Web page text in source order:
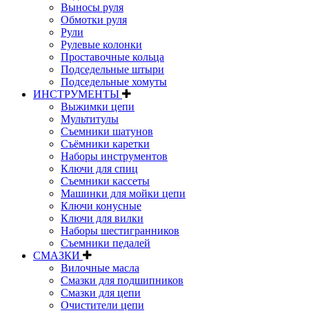
Выносы руля
Обмотки руля
Рули
Рулевые колонки
Проставочные кольца
Подседельные штыри
Подседельные хомуты
ИНСТРУМЕНТЫ
Выжимки цепи
Мультитулы
Съемники шатунов
Съёмники каретки
Наборы инструментов
Ключи для спиц
Съемники кассеты
Машинки для мойки цепи
Ключи конусные
Ключи для вилки
Наборы шестигранников
Съемники педалей
СМАЗКИ
Вилочные масла
Смазки для подшипников
Смазки для цепи
Очистители цепи